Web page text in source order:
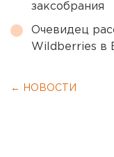
заксобрания
Очевидец
Wildberries в
← НОВОСТИ